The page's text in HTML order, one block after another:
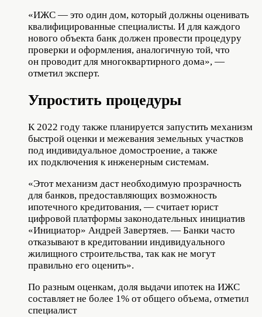
«ИЖС — это один дом, который должны оценивать
квалифицированные специалисты. И для каждого
нового объекта банк должен провести процедуру
проверки и оформления, аналогичную той, что
он проводит для многоквартирного дома», —
отметил эксперт.
Упростить процедуры
К 2022 году также планируется запустить механизм
быстрой оценки и межевания земельных участков
под индивидуальное домостроение, а также
их подключения к инженерным системам.
«Этот механизм даст необходимую прозрачность
для банков, предоставляющих возможность
ипотечного кредитования, — считает юрист
цифровой платформы законодательных инициатив
«Инициатор» Андрей Завертяев. — Банки часто
отказывают в кредитовании индивидуального
жилищного строительства, так как не могут
правильно его оценить».
По разным оценкам, доля выдачи ипотек на ИЖС
составляет не более 1% от общего объема, отметил
специалист